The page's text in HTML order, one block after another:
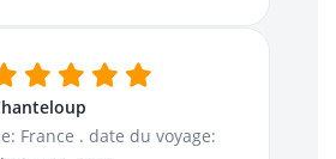
France . date du voyage: